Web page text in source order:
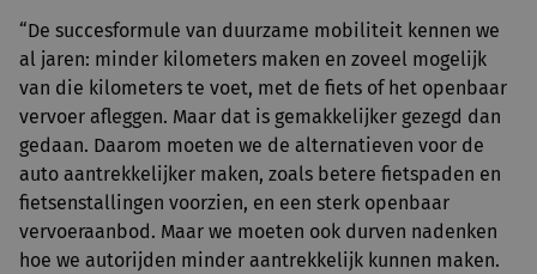
“De succesformule van duurzame mobiliteit kennen we
al jaren: minder kilometers maken en zoveel mogelijk
van die kilometers te voet, met de fiets of het openbaar
vervoer afleggen. Maar dat is gemakkelijker gezegd dan
gedaan. Daarom moeten we de alternatieven voor de
auto aantrekkelijker maken, zoals betere fietspaden en
fietsenstallingen voorzien, en een sterk openbaar
vervoeraanbod. Maar we moeten ook durven nadenken
hoe we autorijden minder aantrekkelijk kunnen maken.